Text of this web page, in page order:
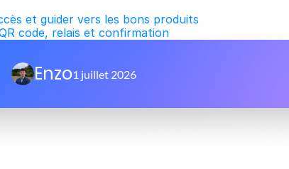
et guider vers les bons produits
code, relais et confirmation
Enzo1 juillet 2026